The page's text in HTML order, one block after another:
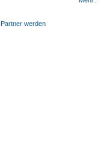
Partner werden